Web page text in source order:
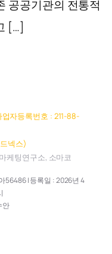
공공기관의 전통적
[…]
자등록번호 : 211-88-
넥스)
케팅연구소, 소마코
56486 | 등록일 : 2026년 4
안